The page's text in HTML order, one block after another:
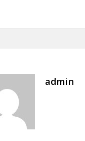
admin